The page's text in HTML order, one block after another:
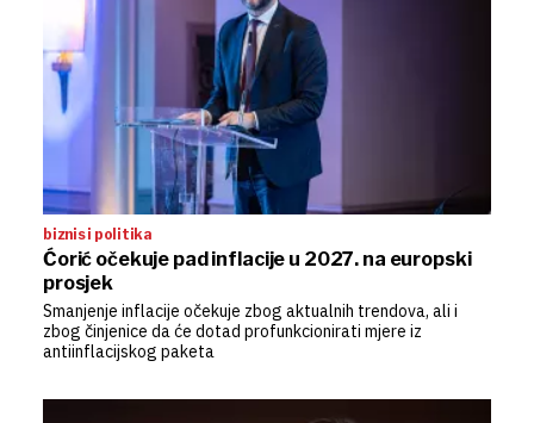
biznis i politika
Ćorić očekuje pad inflacije u 2027. na europski
prosjek
Smanjenje inflacije očekuje zbog aktualnih trendova, ali i
zbog činjenice da će dotad profunkcionirati mjere iz
antiinflacijskog paketa